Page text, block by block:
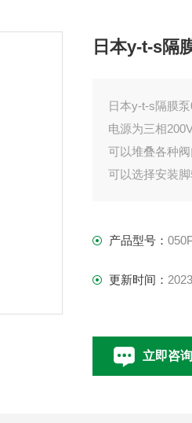
日本y-t-s隔
日本y-t-s隔膜
电源为三相
可以堆叠各种
可以选择安装脚
产品型号：
更新时间：
立即咨询